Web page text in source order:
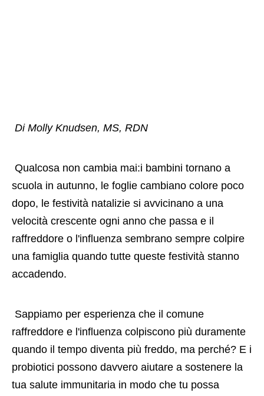
Di Molly Knudsen, MS, RDN
scuola in autunno, le foglie cambiano colore poco
dopo, le festività natalizie si avvicinano a una
velocità crescente ogni anno che passa e il
raffreddore o l'influenza sembrano sempre colpire
una famiglia quando tutte queste festività stanno
accadendo.
raffreddore e l'influenza colpiscono più duramente
quando il tempo diventa più freddo, ma perché? E i
probiotici possono davvero aiutare a sostenere la
tua salute immunitaria in modo che tu possa